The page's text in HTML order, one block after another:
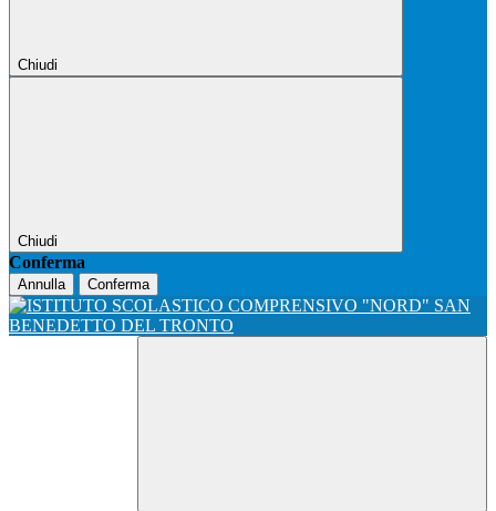
Chiudi
Chiudi
Conferma
Annulla Conferma